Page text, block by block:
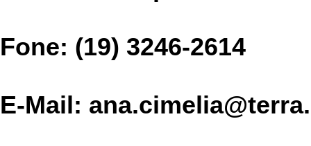
Fone: (19) 3246-2614
E-Mail: